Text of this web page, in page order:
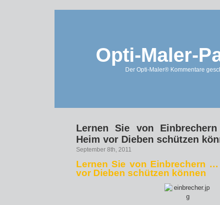
Opti-Maler-
Der Opti-Maler® Kommentare
Lernen Sie von
Heim vor Dieben schützen
September 8th, 2011
Lernen Sie von Einbrechern
vor Dieben schützen können